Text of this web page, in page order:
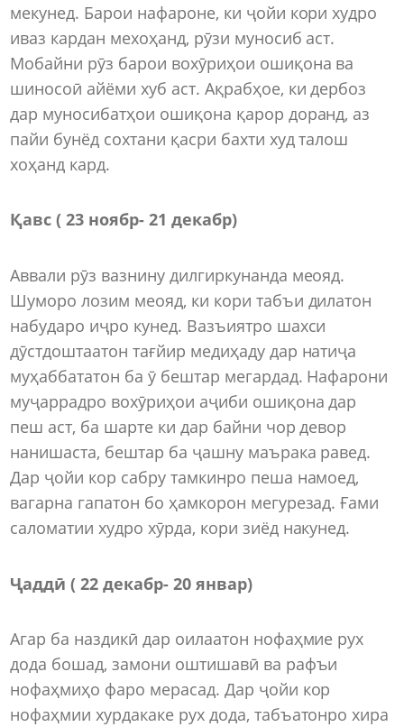
мекунед. Барои нафароне, ки ҷойи кори худро
иваз кардан мехоҳанд, рӯзи муносиб аст.
Мобайни рӯз барои вохӯриҳои ошиқона ва
шиносоӣ айёми хуб аст. Ақрабҳое, ки дербоз
дар муносибатҳои ошиқона қарор доранд, аз
пайи бунёд сохтани қасри бахти худ талош
хоҳанд кард.
Қавс ( 23 ноябр- 21 декабр)
Аввали рӯз вазнину дилгиркунанда меояд.
Шуморо лозим меояд, ки кори табъи дилатон
набударо иҷро кунед. Вазъиятро шахси
дӯстдоштаатон тағйир медиҳаду дар натиҷа
муҳаббататон ба ӯ бештар мегардад. Нафарони
муҷаррадро вохӯриҳои аҷиби ошиқона дар
пеш аст, ба шарте ки дар байни чор девор
нанишаста, бештар ба ҷашну маърака равед.
Дар ҷойи кор сабру тамкинро пеша намоед,
вагарна гапатон бо ҳамкорон мегурезад. Ғами
саломатии худро хӯрда, кори зиёд накунед.
Ҷаддӣ ( 22 декабр- 20 январ)
Агар ба наздикӣ дар оилаатон нофаҳмие рух
дода бошад, замони оштишавӣ ва рафъи
нофаҳмиҳо фаро мерасад. Дар ҷойи кор
нофаҳмии хурдакаке рух дода, табъатонро хира